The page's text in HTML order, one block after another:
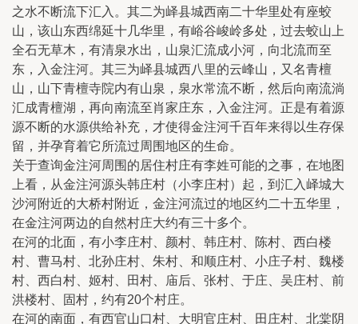
之水不断流下汇入。其二为峄县城西南二十华里处有座蛟
山，该山东西绵延十几华里，有峪谷峻岭多处，过去蛟山上
全石无草木，有清泉水出，山泉汇流成小河，向北流而至
东，入金注河。其三为峄县城西八里的云峰山，又名青檀
山，山下青檀寺院内有山泉，泉水常流不断，然后向南流淌
汇成青檀湖，再向南流至肖家庄东，入金注河。正是有着源
源不断的水源供给补充，才使得金注河千百年来得以生存保
留，并孕育着它所流过周围地区的生命。
关于查询金注河周围的居住村庄有李姓可能的之事，在地图
上看，从金注河源头韩庄村（小李庄村）起，到汇入峄城大
沙河附近的大桥村附近，金注河流过的地区约二十五华里，
在金注河两边的自然村庄大约有三十多个。
在河的北面，有小李庄村、颜村、韩庄村、陈村、西白楼
村、曹马村、北孙庄村、朱村、和顺庄村、小庄子村、魏楼
村、西白村、姬村、田村、庙后、张村、于庄、吴庄村、前
洪楼村、固村，约有20个村庄。
在河的南面，有西官山口村、大明官庄村、田庄村、北棠阴